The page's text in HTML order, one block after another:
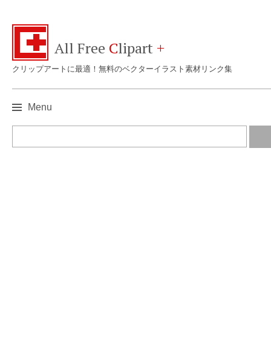
All Free Clipart +
クリップアートに最適！無料のベクターイラスト素材リンク集
Menu